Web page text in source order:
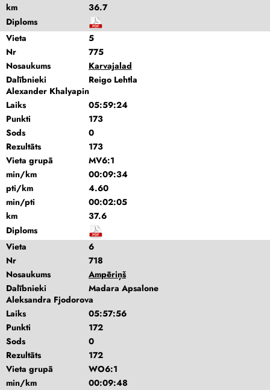
km
36.7
Diploms
Vieta
5
Nr
775
Nosaukums
Karvajalad
Dalībnieki
Reigo Lehtla
Alexander Khalyapin
Laiks
05:59:24
Punkti
173
Sods
0
Rezultāts
173
Vieta grupā
MV6:1
min/km
00:09:34
pti/km
4.60
min/pti
00:02:05
km
37.6
Diploms
Vieta
6
Nr
718
Nosaukums
Ampēriņš
Dalībnieki
Madara Apsalone
Aleksandra Fjodorova
Laiks
05:57:56
Punkti
172
Sods
0
Rezultāts
172
Vieta grupā
WO6:1
min/km
00:09:48